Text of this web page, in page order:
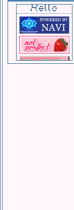
Hello